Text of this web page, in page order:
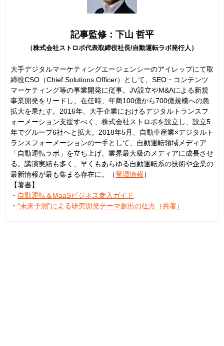
記事監修：下山 哲平
（株式会社ストロボ代表取締役社長/自動運転ラボ発行人）
大手デジタルマーケティングエージェンシーのアイレップにて取
締役CSO（Chief Solutions Officer）として、SEO・コンテンツ
マーケティング等の事業開発に従事。JV設立やM&Aによる新規
事業開発をリードし、在任時、年商100億から700億規模への急
拡大を果たす。2016年、大手企業におけるデジタルトランスフ
ォーメーション支援すべく、株式会社ストロボを設立し、設立5
年でグループ6社へと拡大。2018年5月、自動車産業×デジタルト
ランスフォーメーションの一手として、自動運転領域メディア
「自動運転ラボ」を立ち上げ、業界最大級のメディアに成長させ
る。講演実績も多く、早くもあらゆる自動運転系の技術や企業の
最新情報が最も集まる存在に。（登壇情報）
【著書】
・ 自動運転＆MaaSビジネス参入ガイド
・ “未来予測”による研究開発テーマ創出の仕方（共著）